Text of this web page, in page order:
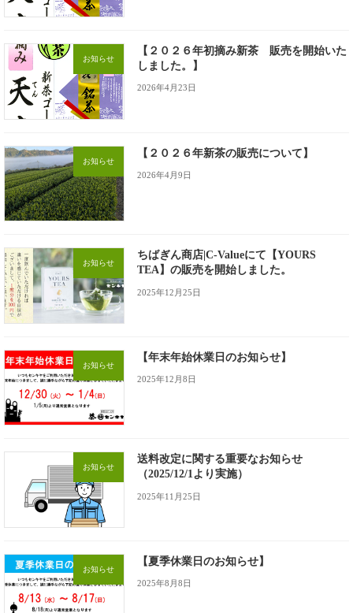
お知らせ
【２０２６年初摘み新茶 販売を開始いた
しました。】
2026年4月23日
お知らせ
【２０２６年新茶の販売について】
2026年4月9日
お知らせ
ちばぎん商店|C-Valueにて【YOURS
TEA】の販売を開始しました。
2025年12月25日
お知らせ
【年末年始休業日のお知らせ】
2025年12月8日
お知らせ
送料改定に関する重要なお知らせ
（2025/12/1より実施）
2025年11月25日
お知らせ
【夏季休業日のお知らせ】
2025年8月8日